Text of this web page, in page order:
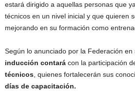
estará dirigido a aquellas personas que
técnicos en un nivel inicial y que quieren
mejorando en su formación como
Según lo anunciado por la Federación en
inducción contará con la participación
técnicos , quienes fortalecerán sus
días de capacitación.